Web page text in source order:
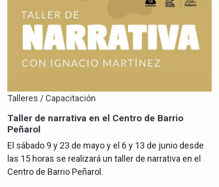
Talleres / Capacitación
Taller de narrativa en el Centro de Barrio
Peñarol
El sábado 9 y 23 de mayo y el 6 y 13 de junio desde
las 15 horas se realizará un taller de narrativa en el
Centro de Barrio Peñarol.